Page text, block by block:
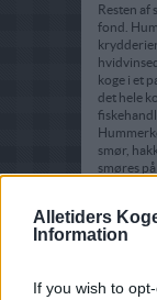
Alletiders
Information
If you wish to
Resten af
fond.
koge i et
det hele
smør,
smøres
dækkes
ved 200
suppen